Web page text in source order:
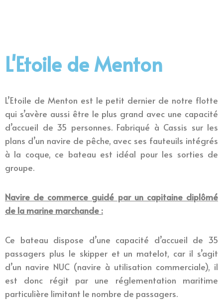
L'Etoile de Menton
L’Etoile de Menton est le petit dernier de notre flotte
qui s’avère aussi être le plus grand avec une capacité
d’accueil de 35 personnes. Fabriqué à Cassis sur les
plans d’un navire de pêche, avec ses fauteuils intégrés
à la coque, ce bateau est idéal pour les sorties de
groupe.
Navire de commerce guidé par un capitaine diplômé
de la marine marchande :
Ce bateau dispose d’une capacité d’accueil de 35
passagers plus le skipper et un matelot, car il s’agit
d’un navire NUC (navire à utilisation commerciale), il
est donc régit par une réglementation maritime
particulière limitant le nombre de passagers.